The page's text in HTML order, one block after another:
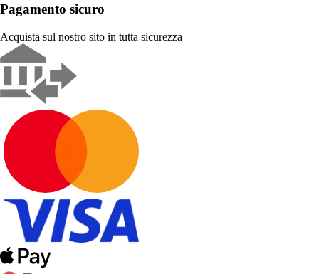
Pagamento sicuro
Acquista sul nostro sito in tutta sicurezza